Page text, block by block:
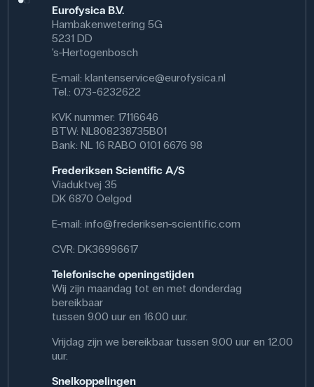
Specificaties
Eurofysica B.V.
Hambakenwetering 5G
5231 DD
's-Hertogenbosch
E-mail:klantenservice@eurofysica.nl
Tel.: 073-6232622
KVK nummer: 17116646
BTW: NL808238735B01
Bank: NL 16 RABO 0101 6676 98
Frederiksen Scientific A/S
Viaduktvej 35
DK 6870 Oelgod
E-mail:info@frederiksen-scientific.com
CVR: DK36996617
Telefonische openingstijden
Wij zijn maandag tot en met donderdag
bereikbaar
tussen 9.00 uur en 16.00 uur.
Vrijdag zijn we bereikbaar tussen 9.00 uur en 12.00
uur.
Snelkoppelingen